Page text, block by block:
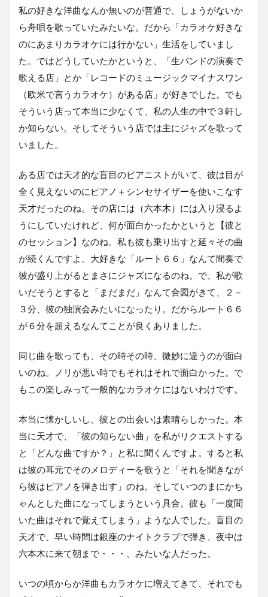
私の好きな洋曲なんか無いのが普通で、しょうがないか
ら舟唄を歌っていたみたいな。だから「カラオケ好きな
のにあまりカラオケには行かない」生活をしていまし
た。ではどうしていたかというと、「生バンドの演奏で
歌える店」とか「レコードのミュージックマイナスワン
（欧米で言うカラオケ）がある店」が好きでした。でも
そういう店って本当に少なくて、私の人生の中で３軒し
か知らない。そしてそういう店では主にジャズを歌って
いました。
ある店では天才的な盲目のピアニストがいて、彼は目が
全く見えないのにピアノ＋シンセサイザーを使いこなす
天才だったのね。その店には（六本木）には入り浸るよ
うにしていたけれど、何が面白かったかというと【彼と
のセッション】なのね。私も彼も乗り出すと延々その曲
が続くんですよ。大好きな「ルート６６」なんて間奏で
彼が盛り上がるとまさにジャズになるのね。で、私が歌
いだそうとすると「まだまだ」なんて合図がきて、２－
３分、彼の独演会みたいになったり。だからルート６６
が６分を超えるなんてことが良くありました。
同じ曲を歌っても、その時その時、微妙に違うのが面白
いのね。ノリが悪い時でもそれはそれで面白かった。で
もこの楽しみって一般的なカラオケにはないわけです。
本当に懐かしいし、彼との出会いは素晴らしかった。本
当に天才で、「彼の知らない曲」を私がリクエストする
と「どんな曲ですか？」と私に聞くんですよ。すると私
は彼の耳元でそのメロディーを歌うと「それを聞きなが
ら彼はピアノを弾き出す」のね。そしていつのまにかち
ゃんとした曲になってしまうという具合。彼も「一度聞
いた曲はそれで覚えてしまう」ような人でした。盲目の
天才で、早い時間は銀座のナイトクラブで弾き、夜中は
六本木に来て朝まで・・・、みたいな人だった。
いつの頃からか洋曲もカラオケに増えてきて、それでも